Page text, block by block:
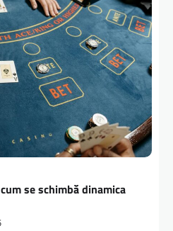
se schimbă dinamica